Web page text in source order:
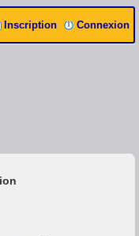
Connexion
Inscription